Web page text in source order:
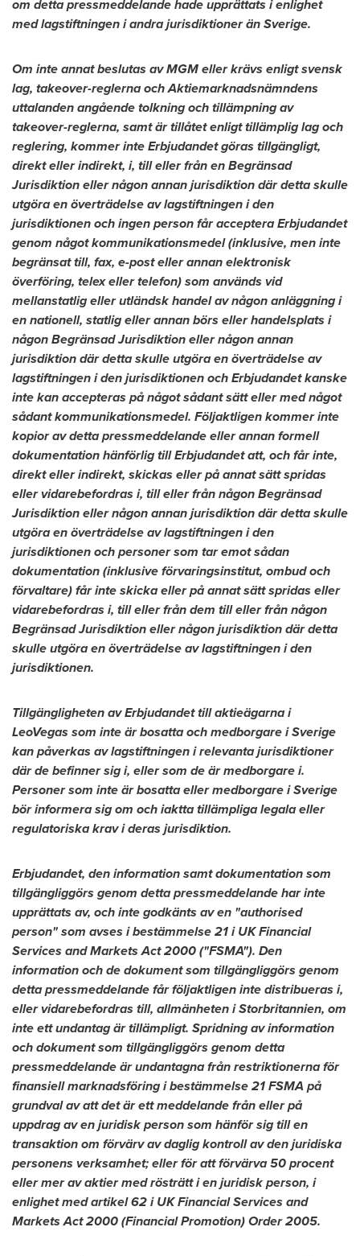
om detta pressmeddelande hade upprättats i enlighet
med lagstiftningen i andra jurisdiktioner än Sverige.
Om inte annat beslutas av MGM eller krävs enligt svensk
lag, takeover-reglerna och Aktiemarknadsnämndens
uttalanden angående tolkning och tillämpning av
takeover-reglerna, samt är tillåtet enligt tillämplig lag och
reglering, kommer inte Erbjudandet göras tillgängligt,
direkt eller indirekt, i, till eller från en Begränsad
Jurisdiktion eller någon annan jurisdiktion där detta skulle
utgöra en överträdelse av lagstiftningen i den
jurisdiktionen och ingen person får acceptera Erbjudandet
genom något kommunikationsmedel (inklusive, men inte
begränsat till, fax, e-post eller annan elektronisk
överföring, telex eller telefon) som används vid
mellanstatlig eller utländsk handel av någon anläggning i
en nationell, statlig eller annan börs eller handelsplats i
någon Begränsad Jurisdiktion eller någon annan
jurisdiktion där detta skulle utgöra en överträdelse av
lagstiftningen i den jurisdiktionen och Erbjudandet kanske
inte kan accepteras på något sådant sätt eller med något
sådant kommunikationsmedel. Följaktligen kommer inte
kopior av detta pressmeddelande eller annan formell
dokumentation hänförlig till Erbjudandet att, och får inte,
direkt eller indirekt, skickas eller på annat sätt spridas
eller vidarebefordras i, till eller från någon Begränsad
Jurisdiktion eller någon annan jurisdiktion där detta skulle
utgöra en överträdelse av lagstiftningen i den
jurisdiktionen och personer som tar emot sådan
dokumentation (inklusive förvaringsinstitut, ombud och
förvaltare) får inte skicka eller på annat sätt spridas eller
vidarebefordras i, till eller från dem till eller från någon
Begränsad Jurisdiktion eller någon jurisdiktion där detta
skulle utgöra en överträdelse av lagstiftningen i den
jurisdiktionen.
Tillgängligheten av Erbjudandet till aktieägarna i
LeoVegas som inte är bosatta och medborgare i Sverige
kan påverkas av lagstiftningen i relevanta jurisdiktioner
där de befinner sig i, eller som de är medborgare i.
Personer som inte är bosatta eller medborgare i Sverige
bör informera sig om och iaktta tillämpliga legala eller
regulatoriska krav i deras jurisdiktion.
Erbjudandet, den information samt dokumentation som
tillgängliggörs genom detta pressmeddelande har inte
upprättats av, och inte godkänts av en "authorised
person" som avses i bestämmelse 21 i UK Financial
Services and Markets Act 2000 ("FSMA"). Den
information och de dokument som tillgängliggörs genom
detta pressmeddelande får följaktligen inte distribueras i,
eller vidarebefordras till, allmänheten i Storbritannien, om
inte ett undantag är tillämpligt. Spridning av information
och dokument som tillgängliggörs genom detta
pressmeddelande är undantagna från restriktionerna för
finansiell marknadsföring i bestämmelse 21 FSMA på
grundval av att det är ett meddelande från eller på
uppdrag av en juridisk person som hänför sig till en
transaktion om förvärv av daglig kontroll av den juridiska
personens verksamhet; eller för att förvärva 50 procent
eller mer av aktier med rösträtt i en juridisk person, i
enlighet med artikel 62 i UK Financial Services and
Markets Act 2000 (Financial Promotion) Order 2005.